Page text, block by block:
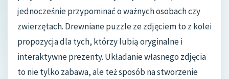
jednocześnie przypominać o ważnych osobach czy
zwierzętach. Drewniane puzzle ze zdjęciem to z kolei
propozycja dla tych, którzy lubią oryginalne i
interaktywne prezenty. Układanie własnego zdjęcia
to nie tylko zabawa, ale też sposób na stworzenie